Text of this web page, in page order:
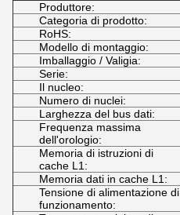
Produttore:
Categoria di prodotto:
RoHS:
Modello di montaggio:
Imballaggio / Valigia:
Serie:
Il nucleo:
Numero di nuclei:
Larghezza del bus dati:
Frequenza massima
dell'orologio:
Memoria di istruzioni di
cache L1:
Memoria dati in cache L1:
Tensione di alimentazione di
funzionamento: